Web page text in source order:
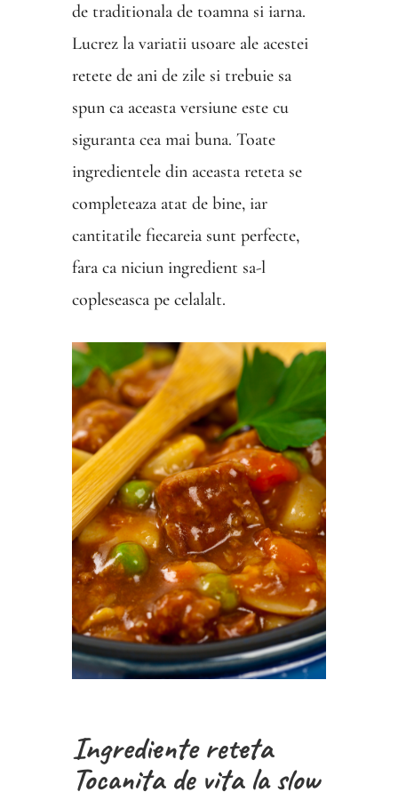
de traditionala de toamna si iarna.
Lucrez la variatii usoare ale acestei
retete de ani de zile si trebuie sa
spun ca aceasta versiune este cu
siguranta cea mai buna. Toate
ingredientele din aceasta reteta se
completeaza atat de bine, iar
cantitatile fiecareia sunt perfecte,
fara ca niciun ingredient sa-l
copleseasca pe celalalt.
Ingrediente reteta
Tocanita de vita la slow